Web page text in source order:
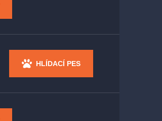
HLÍDACÍ PES